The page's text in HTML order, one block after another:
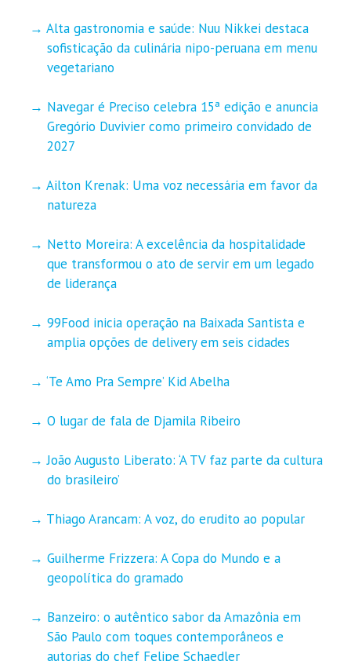
Alta gastronomia e saúde: Nuu Nikkei destaca
sofisticação da culinária nipo-peruana em menu
vegetariano
Navegar é Preciso celebra 15ª edição e anuncia
Gregório Duvivier como primeiro convidado de
2027
Ailton Krenak: Uma voz necessária em favor da
natureza
Netto Moreira: A excelência da hospitalidade
que transformou o ato de servir em um legado
de liderança
99Food inicia operação na Baixada Santista e
amplia opções de delivery em seis cidades
‘Te Amo Pra Sempre’ Kid Abelha
O lugar de fala de Djamila Ribeiro
João Augusto Liberato: ‘A TV faz parte da cultura
do brasileiro’
Thiago Arancam: A voz, do erudito ao popular
Guilherme Frizzera: A Copa do Mundo e a
geopolítica do gramado
Banzeiro: o autêntico sabor da Amazônia em
São Paulo com toques contemporâneos e
autorias do chef Felipe Schaedler